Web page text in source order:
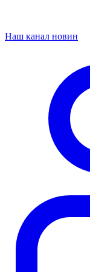
Наш канал новин